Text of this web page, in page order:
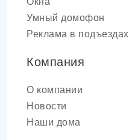
Умный домофон
Реклама в подъездах
Компания
О компании
Новости
Наши дома